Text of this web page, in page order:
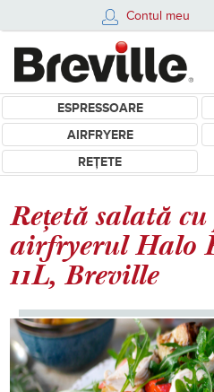
Contul meu
ESPRESSOARE
AIRFRYERE
REȚETE
Rețetă salată
airfryerul Halo
11L, Breville